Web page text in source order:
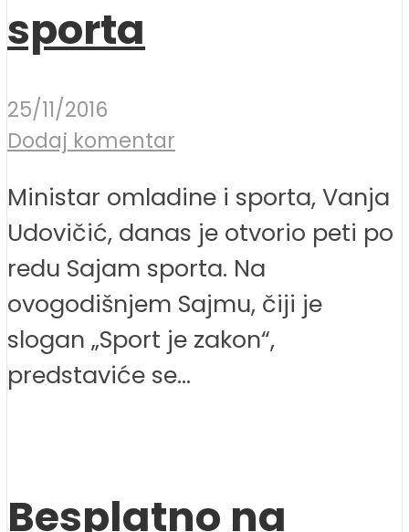
sporta
25/11/2016
Dodaj komentar
Ministar omladine i sporta, Vanja
Udovičić, danas je otvorio peti po
redu Sajam sporta. Na
ovogodišnjem Sajmu, čiji je
slogan „Sport je zakon“,
predstaviće se...
Besplatno na